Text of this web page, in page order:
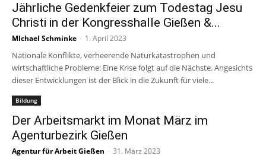
Jährliche Gedenkfeier zum Todestag Jesu
Christi in der Kongresshalle Gießen &...
MIchael Schminke - 1. April 2023
Nationale Konflikte, verheerende Naturkatastrophen und
wirtschaftliche Probleme: Eine Krise folgt auf die Nächste. Angesichts
dieser Entwicklungen ist der Blick in die Zukunft für viele...
Bildung
Der Arbeitsmarkt im Monat März im
Agenturbezirk Gießen
Agentur für Arbeit Gießen - 31. März 2023